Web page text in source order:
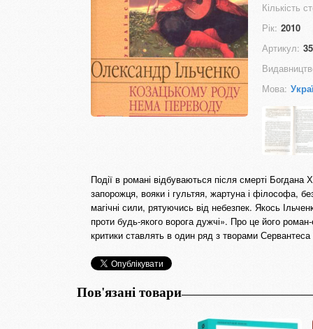
Кількість
Рік: 2010
Артикул:
Мова:
Події в романі відбуваються після смерті
запорожця, вояки і гультяя, жартуна і філософа,
магічні сили, рятуючись від небезпек. Якось
проти будь-якого ворога дужчі». Про це його
критики ставлять в один ряд з творами
Пов'язані товари